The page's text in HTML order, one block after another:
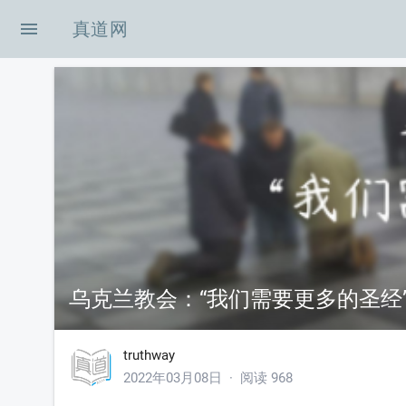
menu 真道网
zuixinzixun
xingshibianhu
KB
乌克兰教会：“我们需要更多的圣经
truthway
2022年03月08日 · 阅读 968